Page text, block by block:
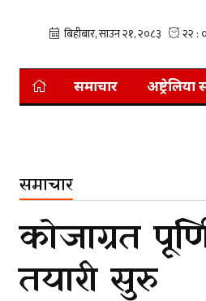
समाचार अष्ट्रेलिया
समाचार
कोजाग्रत
तयारी सुरु